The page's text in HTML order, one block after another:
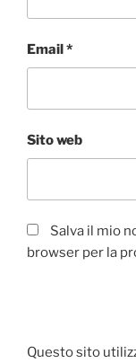
Email*
Sito web
Salva il mio
browser per la
Questo sito